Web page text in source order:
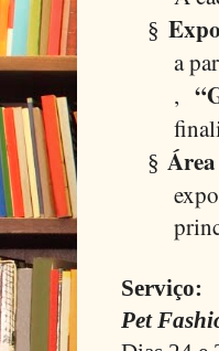
§
a
,
§
Serviço:
Pet